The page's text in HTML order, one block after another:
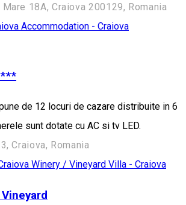
18A, Craiova 200129, Romania
Accommodation - Craiova
***
de 12 locuri de cazare distribuite in 6
sunt dotate cu AC si tv LED.
Craiova, Romania
Winery / Vineyard Villa - Craiova